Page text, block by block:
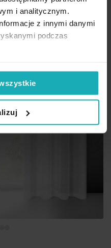
i analitycznym.
z innymi danymi
podczas